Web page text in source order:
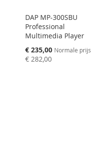
DAP MP-300SBU
Professional
Multimedia Player
Speciale
prijs
€ 235,00 Normale prijs
€ 282,00